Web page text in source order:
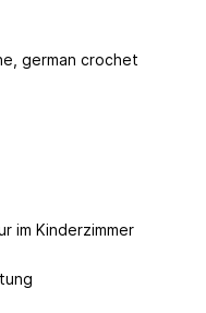
german crochet
im Kinderzimmer